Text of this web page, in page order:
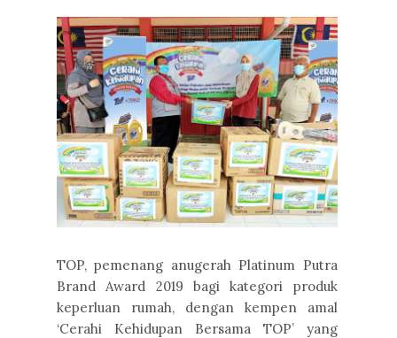
TOP, pemenang anugerah Platinum Putra
Brand Award 2019 bagi kategori produk
keperluan rumah, dengan kempen amal
‘Cerahi Kehidupan Bersama TOP’ yang